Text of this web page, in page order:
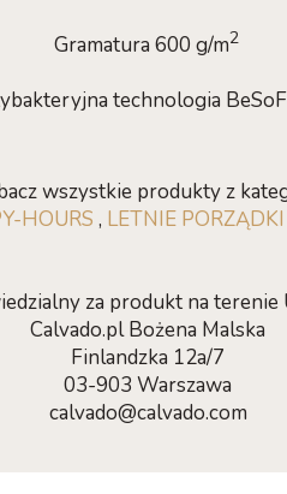
Gramatura 600 g/m2
technologia
wszystkie produkty z
HOURS , LETNIE
za produkt na terenie
Calvado.pl Bożena Malska
Finlandzka 12a/7
03-903 Warszawa
calvado@calvado.com